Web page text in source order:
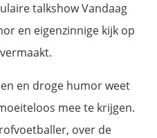
talkshow Vandaag
en eigenzinnige kijk op
en droge humor weet
mee te krijgen.
over de